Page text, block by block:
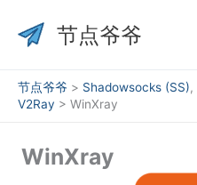
节点爷爷
节点爷爷 > Shadowsocks (SS),
V2Ray > WinXray
WinXray